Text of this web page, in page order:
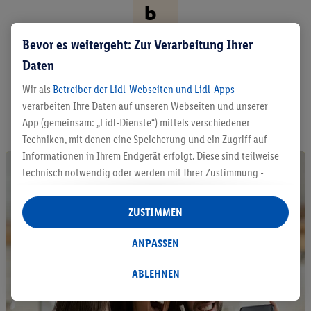
b
er
A
l
l
e
P
r
o
k
t
e
n
Bevor es weitergeht: Zur Verarbeitung Ihrer
Daten
Wir als Betreiber der Lidl-Webseiten und Lidl-Apps
verarbeiten Ihre Daten auf unseren Webseiten und unserer
App (gemeinsam: „Lidl-Dienste“) mittels verschiedener
Techniken, mit denen eine Speicherung und ein Zugriff auf
Informationen in Ihrem Endgerät erfolgt. Diese sind teilweise
technisch notwendig oder werden mit Ihrer Zustimmung -
auch durch Partner (u.a.
Verantwortliche; im Zusammenhang mit dem IAB TCF
insgesamt
Statistik-Erstellung oder für personalisierte Werbung
Datenverarbeitungen für personalisierte Werbung werden
Dritten die Ausspielung von Werbung außerhalb der Lidl-
ABLEHNEN
ANPASSEN
ZUSTIMMEN